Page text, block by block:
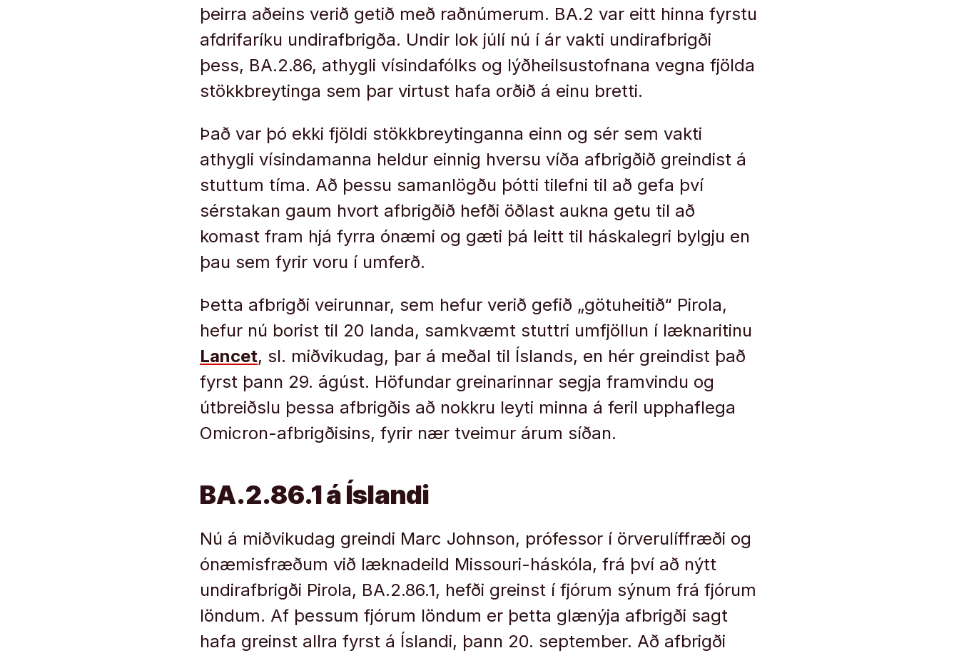
þeirra aðeins verið getið með raðnúmerum. BA.2 var eitt hinna fyrstu
afdrifaríku undirafbrigða. Undir lok júlí nú í ár vakti undirafbrigði
þess, BA.2.86, athygli vísindafólks og lýðheilsustofnana vegna fjölda
stökkbreytinga sem þar virtust hafa orðið á einu bretti.
Það var þó ekki fjöldi stökkbreytinganna einn og sér sem vakti
athygli vísindamanna heldur einnig hversu víða afbrigðið greindist á
stuttum tíma. Að þessu samanlögðu þótti tilefni til að gefa því
sérstakan gaum hvort afbrigðið hefði öðlast aukna getu til að
komast fram hjá fyrra ónæmi og gæti þá leitt til háskalegri bylgju en
þau sem fyrir voru í umferð.
Þetta afbrigði veirunnar, sem hefur verið gefið „götuheitið“ Pirola,
hefur nú borist til 20 landa, samkvæmt stuttri umfjöllun í læknaritinu
Lancet, sl. miðvikudag, þar á meðal til Íslands, en hér greindist það
fyrst þann 29. ágúst. Höfundar greinarinnar segja framvindu og
útbreiðslu þessa afbrigðis að nokkru leyti minna á feril upphaflega
Omicron-afbrigðisins, fyrir nær tveimur árum síðan.
BA.2.86.1 á Íslandi
Nú á miðvikudag greindi Marc Johnson, prófessor í örverulíffræði og
ónæmisfræðum við læknadeild Missouri-háskóla, frá því að nýtt
undirafbrigði Pirola, BA.2.86.1, hefði greinst í fjórum sýnum frá fjórum
löndum. Af þessum fjórum löndum er þetta glænýja afbrigði sagt
hafa greinst allra fyrst á Íslandi, þann 20. september. Að afbrigði